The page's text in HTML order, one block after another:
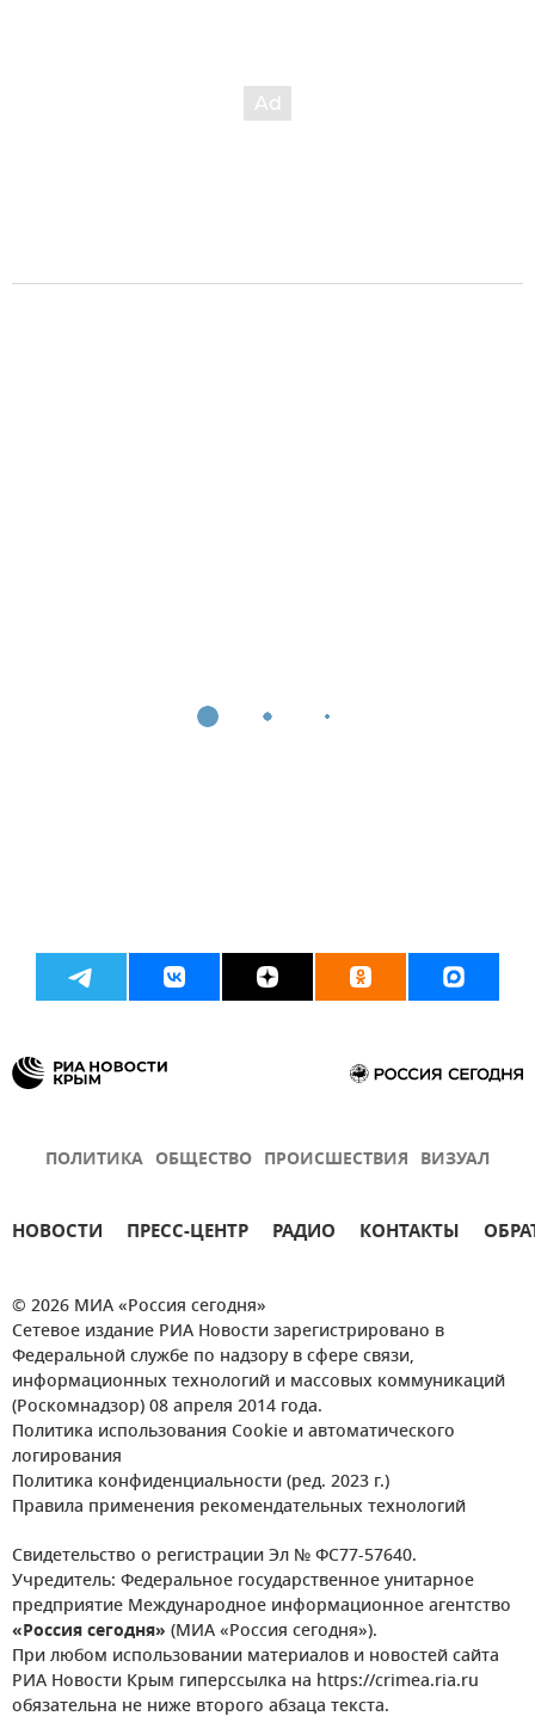
ПОЛИТИКА ОБЩЕСТВО ПРОИСШЕСТВИЯ ВИЗУАЛ
НОВОСТИ ПРЕСС-ЦЕНТР РАДИО КОНТАКТЫ
© 2026 МИА «Россия сегодня»
Сетевое издание РИА Новости зарегистрировано в
Федеральной службе по надзору в сфере связи,
информационных технологий и массовых коммуникаций
(Роскомнадзор) 08 апреля 2014 года.
Политика использования Cookie и автоматического
логирования
Политика конфиденциальности (ред. 2023 г.)
Правила применения рекомендательных технологий
Свидетельство о регистрации Эл № ФС77-57640.
Учредитель: Федеральное государственное унитарное
предприятие Международное информационное агентство
«Россия сегодня» (МИА «Россия сегодня»).
При любом использовании материалов и новостей сайта
РИА Новости Крым гиперссылка на https://crimea.ria.ru
обязательна не ниже второго абзаца текста.